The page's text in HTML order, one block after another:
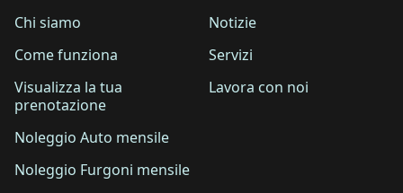
Chi siamo
Come funziona
Visualizza la tua
prenotazione
Noleggio Auto mensile
Noleggio Furgoni mensile
Notizie
Servizi
Lavora con noi